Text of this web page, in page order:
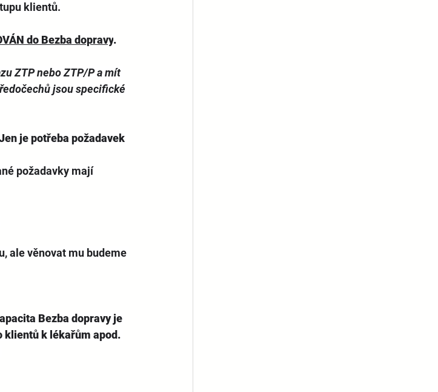
klientů.
do Bezba dopravy.
ZTP nebo ZTP/P a mít
jsou specifické
je potřeba požadavek
požadavky mají
ale věnovat mu budeme
Bezba dopravy je
klientů k lékařům apod.